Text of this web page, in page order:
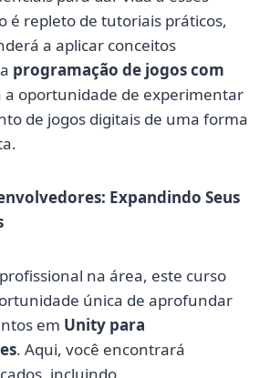
é repleto de tutoriais práticos,
a aplicar conceitos
programação de jogos com
a oportunidade de experimentar
de jogos digitais de uma forma
Expandindo Seus
na área, este curso
única de aprofundar
em Unity para
. Aqui, você encontrará
incluindo